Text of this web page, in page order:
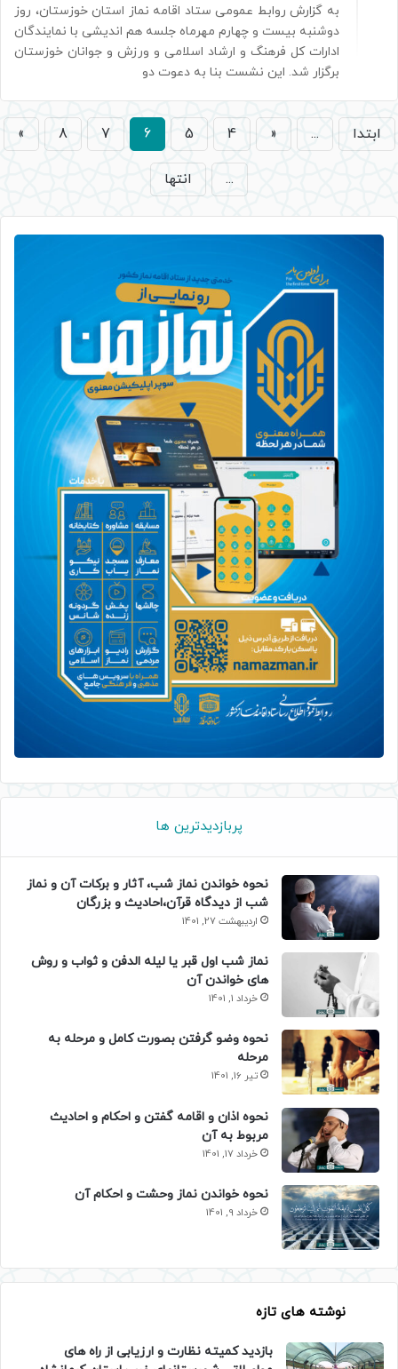
به گزارش روابط عمومی ستاد اقامه نماز استان خوزستان، روز
دوشنبه بیست و چهارم مهرماه جلسه هم اندیشی با نمایندگان
ادارات کل فرهنگ و ارشاد اسلامی و ورزش و جوانان خوزستان
برگزار شد. این نشست بنا به دعوت دو
ابتدا ...
«
4
5
6
7
8
»
... انتها
پربازدیدترین ها
نحوه خواندن نماز شب، آثار و برکات آن و نماز
شب از دیدگاه قرآن،احادیث و بزرگان
اردیبهشت 27, 1401
نماز شب اول قبر یا لیله الدفن و ثواب و روش
های خواندن آن
خرداد 1, 1401
نحوه وضو گرفتن بصورت کامل و مرحله به
مرحله
تیر 16, 1401
نحوه اذان و اقامه گفتن و احکام و احادیث
مربوط به آن
خرداد 17, 1401
نحوه خواندن نماز وحشت و احکام آن
خرداد 9, 1401
نوشته های تازه
بازدید کمیته نظارت و ارزیابی از راه های